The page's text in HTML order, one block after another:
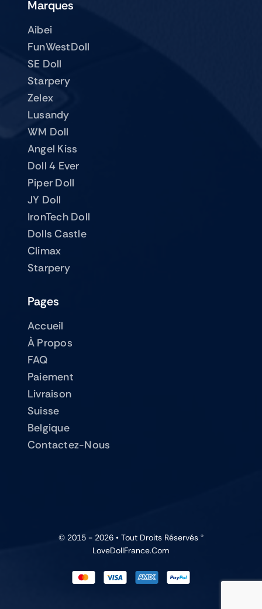
Marques
Aibei
FunWestDoll
SE Doll
Starpery
Zelex
Lusandy
WM Doll
Angel Kiss
Doll 4 Ever
Piper Doll
JY Doll
IronTech Doll
Dolls Castle
Climax
Starpery
Pages
Accueil
À Propos
FAQ
Paiement
Livraison
Suisse
Belgique
Contactez-Nous
© 2015 - 2026 • Tout Droits Réservés ®
LoveDollFrance.com